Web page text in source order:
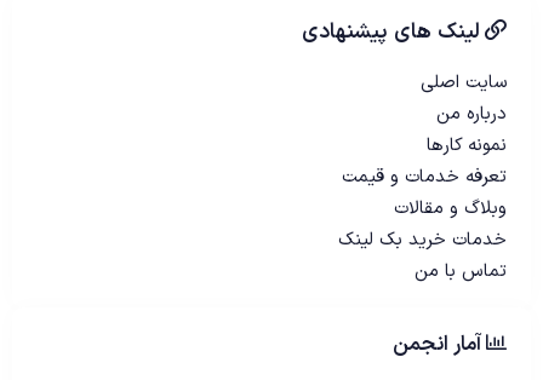
لینک های پیشنهادی
سایت اصلی
درباره من
نمونه کارها
تعرفه خدمات و قیمت
وبلاگ و مقالات
خدمات خرید بک لینک
تماس با من
آمار انجمن